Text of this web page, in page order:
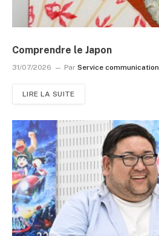
Comprendre le Japon
31/07/2026 Par Service communication
LIRE LA SUITE